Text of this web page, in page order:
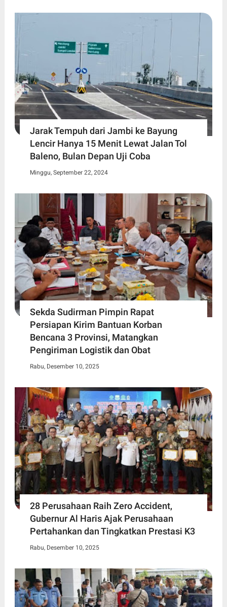
Jarak Tempuh dari Jambi ke Bayung
Lencir Hanya 15 Menit Lewat Jalan Tol
Baleno, Bulan Depan Uji Coba
Minggu, September 22, 2024
Sekda Sudirman Pimpin Rapat
Persiapan Kirim Bantuan Korban
Bencana 3 Provinsi, Matangkan
Pengiriman Logistik dan Obat
Rabu, Desember 10, 2025
28 Perusahaan Raih Zero Accident,
Gubernur Al Haris Ajak Perusahaan
Pertahankan dan Tingkatkan Prestasi K3
Rabu, Desember 10, 2025